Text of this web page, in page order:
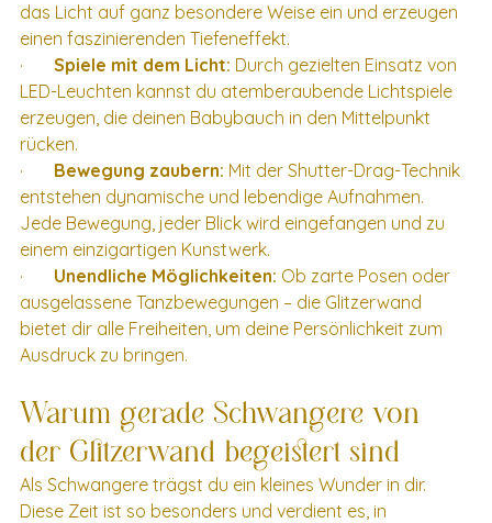
das Licht auf ganz besondere Weise ein und erzeugen
einen faszinierenden Tiefeneffekt.
· Spiele mit dem Licht: Durch gezielten Einsatz von
LED-Leuchten kannst du atemberaubende Lichtspiele
erzeugen, die deinen Babybauch in den Mittelpunkt
rücken.
· Bewegung zaubern: Mit der Shutter-Drag-Technik
entstehen dynamische und lebendige Aufnahmen.
Jede Bewegung, jeder Blick wird eingefangen und zu
einem einzigartigen Kunstwerk.
· Unendliche Möglichkeiten: Ob zarte Posen oder
ausgelassene Tanzbewegungen – die Glitzerwand
bietet dir alle Freiheiten, um deine Persönlichkeit zum
Ausdruck zu bringen.
Warum gerade Schwangere von
der Glitzerwand begeistert sind
Als Schwangere trägst du ein kleines Wunder in dir.
Diese Zeit ist so besonders und verdient es, in